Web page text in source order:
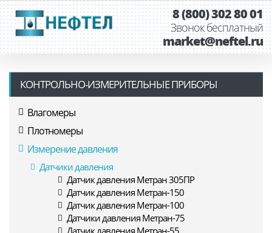
8 (800) 302 80 01
Звонок бесплатный
market@neftel.ru
КОНТРОЛЬНО-ИЗМЕРИТЕЛЬНЫЕ ПРИБОРЫ
Влагомеры
Плотномеры
Измерение давления
Датчики давления
Датчик давления Метран 305ПР
Датчик давления Метран-150
Датчик давления Метран-100
Датчики давления Метран-75
Датчик давления Метран-55